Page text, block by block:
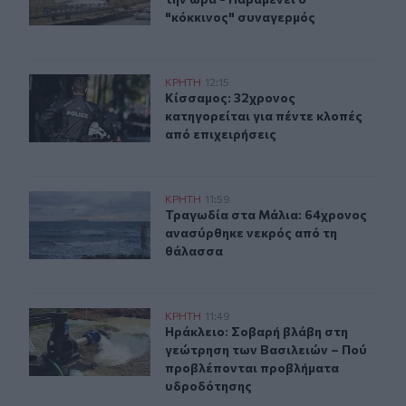
"κόκκινος" συναγερμός
Κίσσαμος: 32χρονος κατηγορείται για πέντε κλοπές
ΚΡΗΤΗ 12:15
Κίσσαμος: 32χρονος κατηγορείται
Κίσσαμος: 32χρονος
κατηγορείται για πέντε κλοπές
από επιχειρήσεις
Τραγωδία στα Μάλια: 64χρονος ανασύρθηκε νεκρός
ΚΡΗΤΗ 11:59
Τραγωδία στα Μάλια: 64χρονος
Τραγωδία στα Μάλια: 64χρονος
ανασύρθηκε νεκρός από τη
θάλασσα
Ηράκλειο: Σοβαρή βλάβη στη γεώτρηση των
ΚΡΗΤΗ 11:49
Ηράκλειο: Σοβαρή βλάβη στη
Ηράκλειο: Σοβαρή βλάβη στη
γεώτρηση των Βασιλειών – Πού
προβλέπονται προβλήματα
υδροδότησης